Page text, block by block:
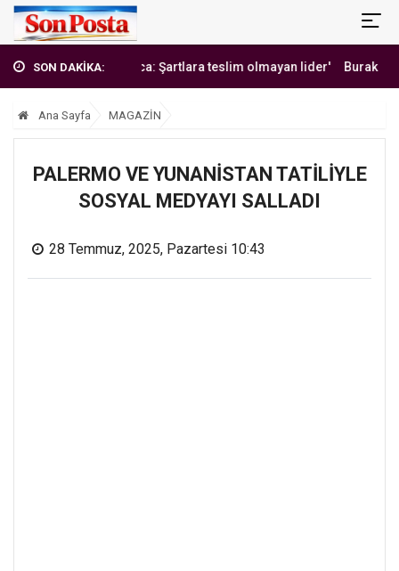
SON DAKİKA:
'Erbakan Hoca: Şartlara teslim olmayan lider' Burak
Ana Sayfa MAGAZİN
PALERMO VE YUNANİSTAN TATİLİYLE
SOSYAL MEDYAYI SALLADI
28 Temmuz, 2025, Pazartesi 10:43